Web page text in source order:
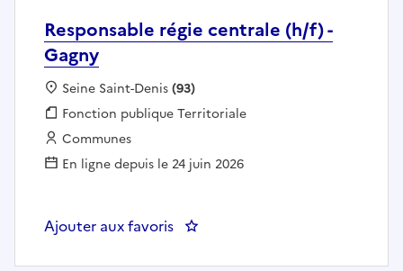
Responsable régie centrale (h/f) -
Gagny
Localisation :
Seine Saint-Denis(93)
Fonction publique :
Fonction publique Territoriale
Employeur :
Communes
En ligne depuis le 24 juin 2026
Ajouter aux favoris : Responsable régie centrale (h/